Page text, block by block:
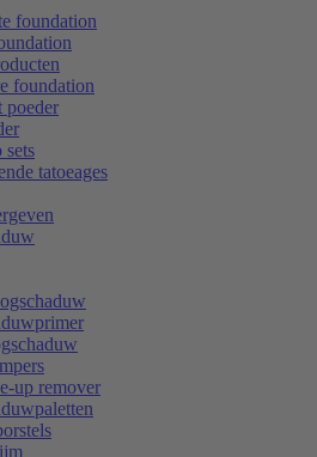
foundation
foundation
poeder
sets
tatoeages
up remover